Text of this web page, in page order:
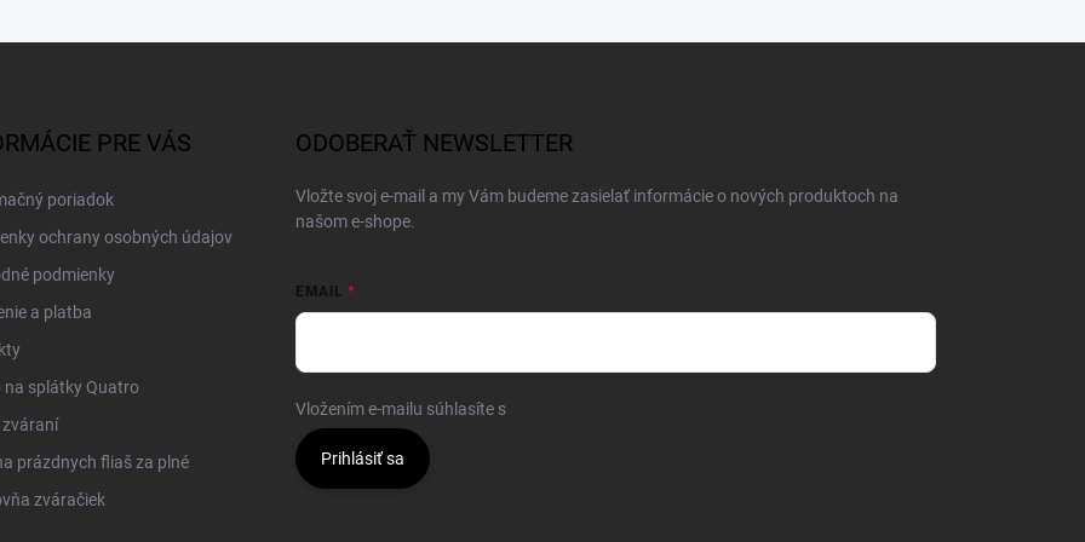
PRE VÁS
poriadok
ochrany osobných údajov
podmienky
a platba
na splátky Quatro
zváraní
prázdnych fliaš za plné
zváračiek
ODOBERAŤ NEWSLETTER
Vložte svoj e-mail a my Vám budeme zasielať informácie o nových produktoch na
našom e-shope.
EMAIL
Vložením e-mailu súhlasíte s
Prihlásiť sa